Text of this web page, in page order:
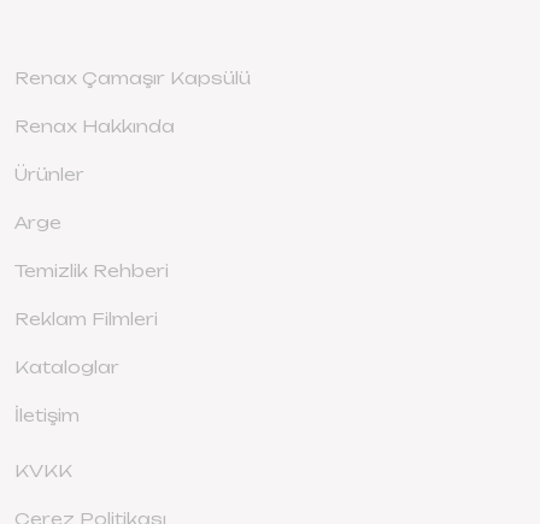
Renax Çamaşır Kapsülü
Renax Hakkında
Ürünler
Arge
Temizlik Rehberi
Reklam Filmleri
Kataloglar
İletişim
KVKK
Çerez Politikası